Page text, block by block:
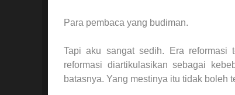
Para pembaca yang budiman.
Tapi aku sangat sedih. Era
reformasi diartikulasikan sebagai
batasnya. Yang mestinya itu tidak boleh